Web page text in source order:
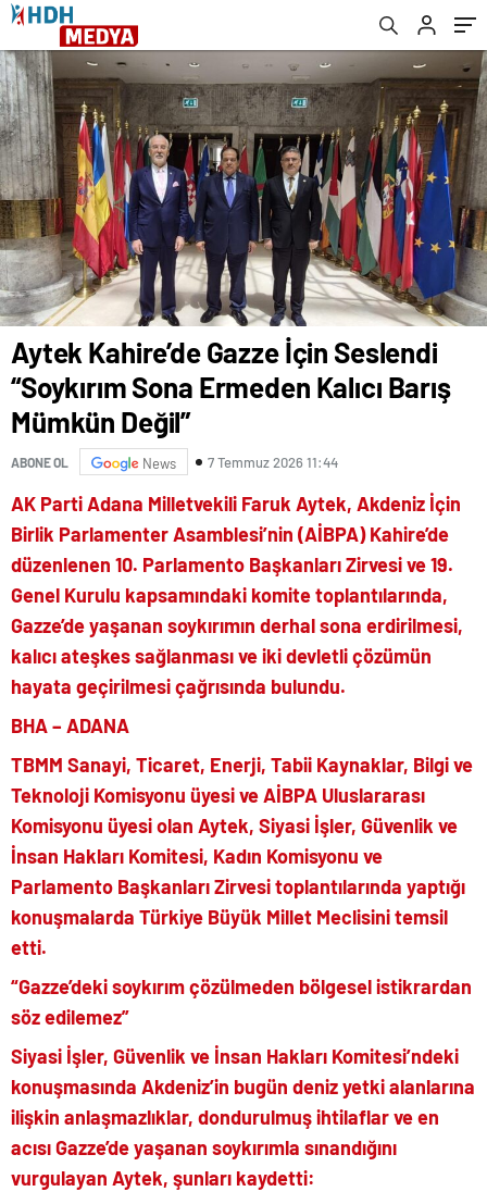
Mümkün Değil”
Aytek Kahire’de Gazze İçin Seslendi
“Soykırım Sona Ermeden Kalıcı Barış
Mümkün Değil”
ABONE OL News 7 Temmuz 2026 11:44
AK Parti Adana Milletvekili Faruk Aytek, Akdeniz İçin
Birlik Parlamenter Asamblesi’nin (AİBPA) Kahire’de
düzenlenen 10. Parlamento Başkanları Zirvesi ve 19.
Genel Kurulu kapsamındaki komite toplantılarında,
Gazze’de yaşanan soykırımın derhal sona erdirilmesi,
kalıcı ateşkes sağlanması ve iki devletli çözümün
hayata geçirilmesi çağrısında bulundu.
BHA – ADANA
TBMM Sanayi, Ticaret, Enerji, Tabii Kaynaklar, Bilgi ve
Teknoloji Komisyonu üyesi ve AİBPA Uluslararası
Komisyonu üyesi olan Aytek, Siyasi İşler, Güvenlik ve
İnsan Hakları Komitesi, Kadın Komisyonu ve
Parlamento Başkanları Zirvesi toplantılarında yaptığı
konuşmalarda Türkiye Büyük Millet Meclisini temsil
etti.
“Gazze’deki soykırım çözülmeden bölgesel istikrardan
söz edilemez”
Siyasi İşler, Güvenlik ve İnsan Hakları Komitesi’ndeki
konuşmasında Akdeniz’in bugün deniz yetki alanlarına
ilişkin anlaşmazlıklar, dondurulmuş ihtilaflar ve en
acısı Gazze’de yaşanan soykırımla sınandığını
vurgulayan Aytek, şunları kaydetti: